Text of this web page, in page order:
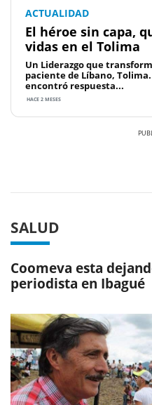
ACTUALIDAD
El héroe sin capa,
vidas en el Tolima
Un Liderazgo que
paciente de Líbano,
encontró respuesta...
HACE 2 MESES
SALUD
Coomeva esta
periodista en Ibagué